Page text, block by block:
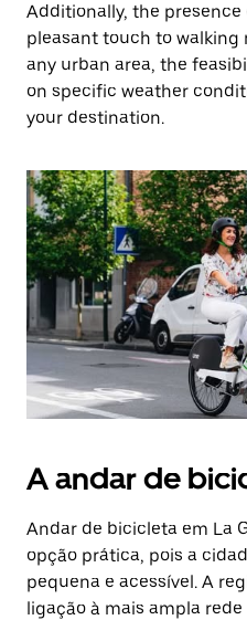
Additionally, the
pleasant touch to walking
any urban area, the
on specific weather
your destination.
A andar de
Andar de bicicleta em La
opção prática, pois a
pequena e acessível. A
ligação à mais ampla